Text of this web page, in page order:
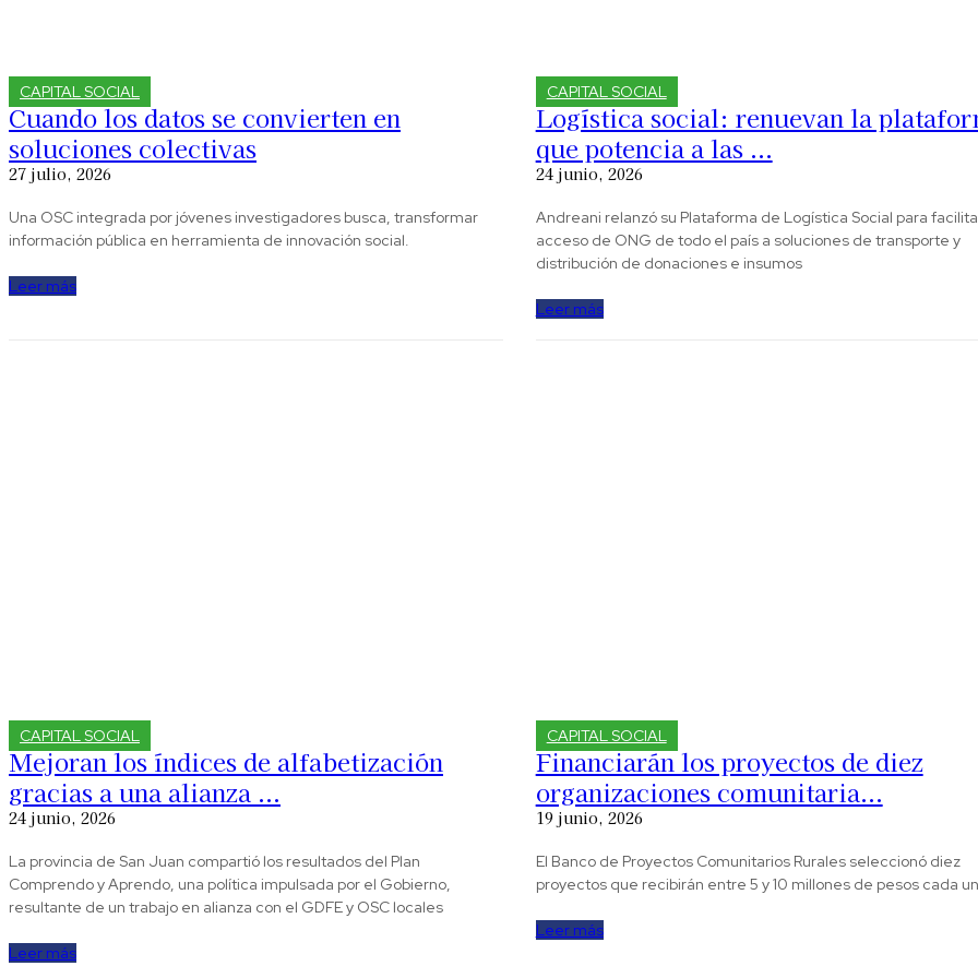
CAPITAL SOCIAL
Cuando los datos se convierten en
soluciones colectivas
27 julio, 2026
Una OSC integrada por jóvenes investigadores busca, transformar
información pública en herramienta de innovación social.
Leer más
CAPITAL SOCIAL
Logística social: renuevan la
que potencia a las ...
24 junio, 2026
Andreani relanzó su Plataforma de Logística Social para
acceso de ONG de todo el país a soluciones de transporte y
distribución de donaciones e insumos
Leer más
CAPITAL SOCIAL
Mejoran los índices de alfabetización
gracias a una alianza ...
24 junio, 2026
La provincia de San Juan compartió los resultados del Plan
Comprendo y Aprendo, una política impulsada por el Gobierno,
resultante de un trabajo en alianza con el GDFE y OSC locales
Leer más
CAPITAL SOCIAL
Financiarán los proyectos de diez
organizaciones comunitaria...
19 junio, 2026
El Banco de Proyectos Comunitarios Rurales seleccionó diez
proyectos que recibirán entre 5 y 10 millones de pesos cada
Leer más